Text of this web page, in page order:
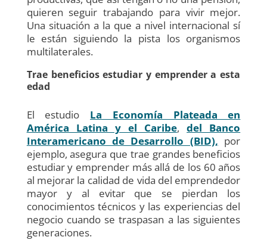
quieren seguir trabajando para vivir mejor.
Una situación a la que a nivel internacional sí
le están siguiendo la pista los organismos
multilaterales.
Trae beneficios estudiar y emprender a esta
edad
El estudio La Economía Plateada en
América Latina y el Caribe,del Banco
Interamericano de Desarrollo (BID), por
ejemplo, asegura que trae grandes beneficios
estudiar y emprender más allá de los 60 años
al mejorar la calidad de vida del emprendedor
mayor y al evitar que se pierdan los
conocimientos técnicos y las experiencias del
negocio cuando se traspasan a las siguientes
generaciones.